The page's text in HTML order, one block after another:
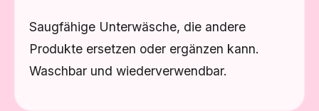
Saugfähige Unterwäsche, die andere
Produkte ersetzen oder ergänzen kann.
Waschbar und wiederverwendbar.